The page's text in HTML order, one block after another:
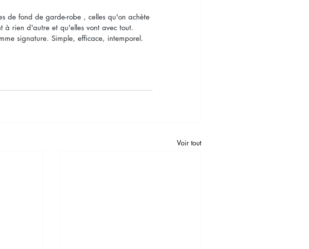
de fond de garde-robe , celles qu'on achète
à rien d'autre et qu'elles vont avec tout.
signature. Simple, efficace, intemporel.
Voir tout